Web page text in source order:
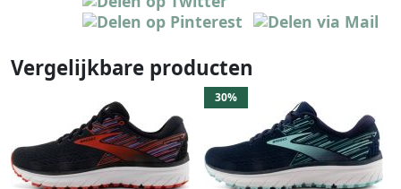
Vergelijkbare producten
30%